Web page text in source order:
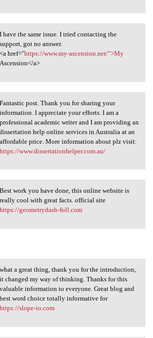
the same issue. I
I have the same issue. I tried contacting the
support, got no answer.
<a href="https://www.my-ascension.net/">My
Ascension</a>
post. Thank you for
Fantastic post. Thank you for sharing your
information. I appreciate your efforts. I am a
professional academic writer and I am providing an
dissertation help online services in Australia at an
affordable price. More information about plz visit:
https://www.dissertationhelper.com.au/
work you have done, this
Best work you have done, this online website is
really cool with great facts. official site
https://geometrydash-full.com
a great thing, thank you
what a great thing, thank you for the introduction,
it changed my way of thinking. Thanks for this
valuable information to everyone. Great blog and
best word choice totally informative for
https://slope-io.com